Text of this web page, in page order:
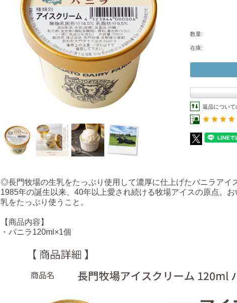
数量:
在庫:
返品につい
◎長門牧場の生乳をたっぷり使用して濃厚に仕上げたバニラアイ
1985年の誕生以来、40年以上愛され続ける牧場アイスの原点。
乳をたっぷり使うこと。
【商品内容】
・バニラ120ml×1個